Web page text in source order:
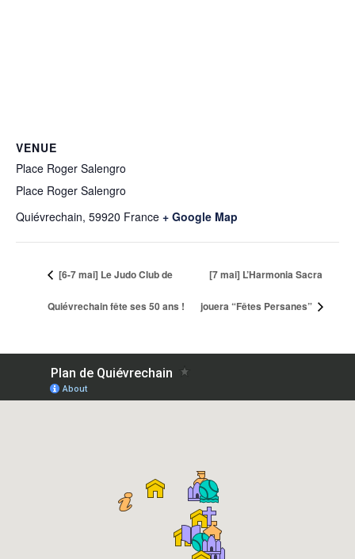
VENUE
Place Roger Salengro
Place Roger Salengro
Quiévrechain, 59920 France + Google Map
[6-7 mai] Le Judo Club de
Quiévrechain fête ses 50 ans !
[7 mai] L’Harmonia Sacra
jouera “Fêtes Persanes”